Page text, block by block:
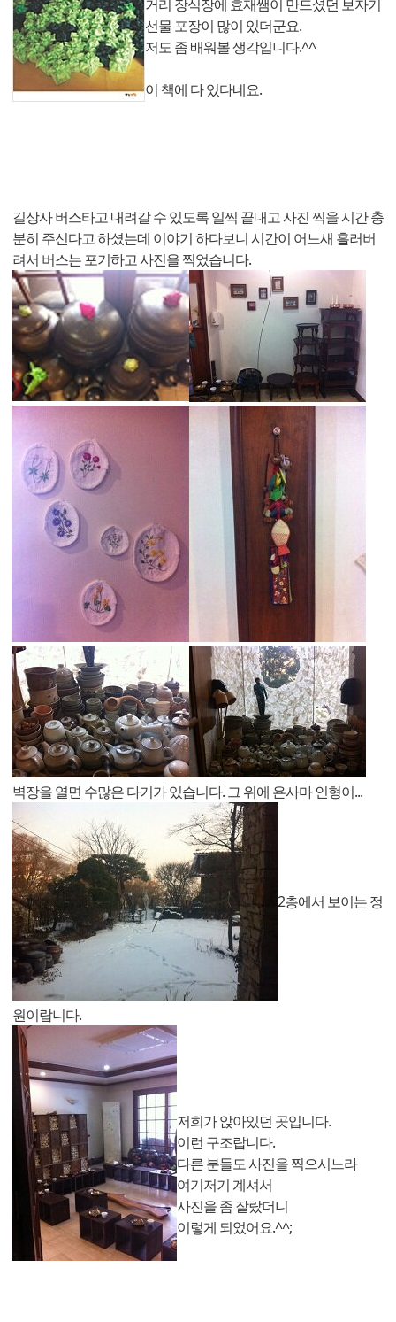
거리 장식장에 효재쌤이 만드셨던 보자기
선물 포장이 많이 있더군요.
저도 좀 배워볼 생각입니다.^^
이 책에 다 있다네요.
길상사 버스타고 내려갈 수 있도록 일찍 끝내고 사진 찍을 시간 충
분히 주신다고 하셨는데 이야기 하다보니 시간이 어느새 흘러버
려서 버스는 포기하고 사진을 찍었습니다.
벽장을 열면 수많은 다기가 있습니다. 그 위에 욘사마 인형이...
2층에서 보이는 정
원이랍니다.
저희가 앉아있던 곳입니다.
이런 구조랍니다.
다른 분들도 사진을 찍으시느라
여기저기 계셔서
사진을 좀 잘랐더니
이렇게 되었어요.^^;